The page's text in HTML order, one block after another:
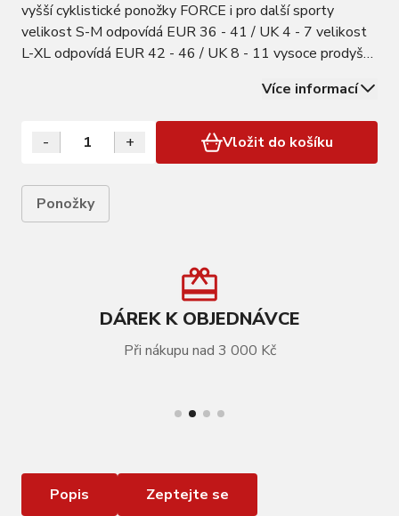
vyšší cyklistické ponožky FORCE i pro další sporty
velikost S-M odpovídá EUR 36 - 41 / UK 4 - 7 velikost
L-XL odpovídá EUR 42 - 46 / UK 8 - 11 vysoce prodyšný
ponožky je 19 cm materiál: Nylon 85%, elastan 15%
baleno v sáčku s kartou FORCE
Více informací
- + Vložit do košíku
Ponožky
DÁREK K OBJEDNÁVCE
Při nákupu nad 3 000 Kč
Popis Zeptejte se